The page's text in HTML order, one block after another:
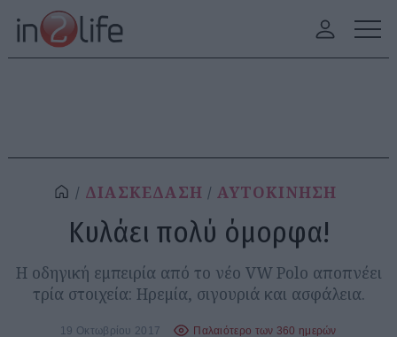
ΔΙΑΣΚΕΔΑΣΗ ΑΥΤΟΚΙΝΗΣΗ
Κυλάει πολύ όμορφα!
Η οδηγική εμπειρία από το νέο VW Polo αποπνέει
τρία στοιχεία: Ηρεμία, σιγουριά και ασφάλεια.
19 Οκτωβρίου 2017 Παλαιότερο των 360 ημερών